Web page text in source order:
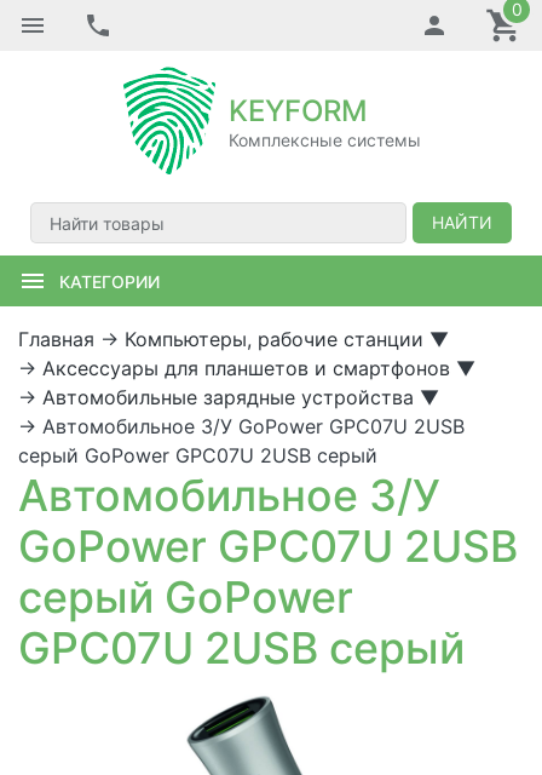
0
KEYFORM
Комплексные системы
НАЙТИ
КАТЕГОРИИ
Главная → Компьютеры, рабочие станции ▼
→ Аксессуары для планшетов и смартфонов ▼
→ Автомобильные зарядные устройства ▼
→ Автомобильное З/У GoPower GPC07U 2USB
серый GoPower GPC07U 2USB серый
Автомобильное З/У
GoPower GPC07U 2USB
серый GoPower
GPC07U 2USB серый